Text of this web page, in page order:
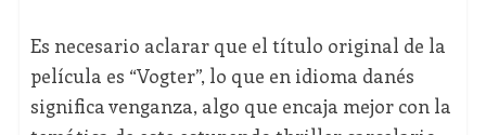
Es necesario aclarar que el título original de la
película es “Vogter”, lo que en idioma danés
significa venganza, algo que encaja mejor con la